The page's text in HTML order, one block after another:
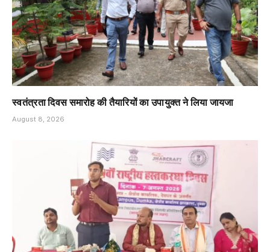
स्वतंत्रता दिवस समारोह की तैयारियों का उपायुक्त ने लिया जायजा
August 8, 2026